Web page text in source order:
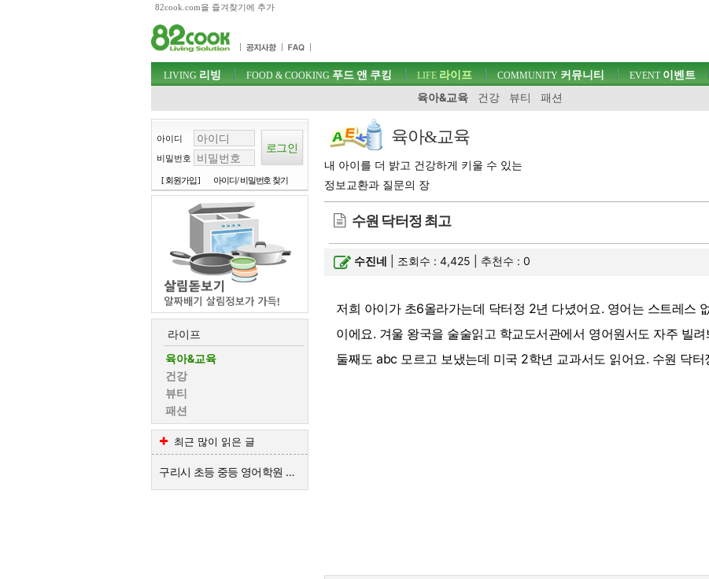
82cook.com을 즐겨찾기에 추가
주메뉴 바로가기
컨텐츠 바로가기
검색 바로가기
로그인 바로가기
주메뉴
LIVING 리빙 FOOD & COOKING 푸드 앤 쿠킹 LIFE 라이프
육아&교육
건강 뷰티 패션
COMMUNITY 커뮤니티 EVENT이벤트
아이디
비밀번호
[ 회원가입 ] 아이디/ 비밀번호 찾기
라이프
육아&교육
건강
뷰티
패션
최근 많이 읽은 글
구리시 초등 중등 영어학원 추천해주세요~
육아&교육
내 아이를 더 밝고 건강하게 키울 수 있는
정보교환과 질문의 장
수원 닥터정 최고
수진네 | 조회수 : 4,425 | 추천수 :0
저희 아이가 초6올라가는데 닥터정 2년 다녔어요. 영어는 스트레스
이에요. 겨울 왕국을 술술읽고 학교도서관에서 영어원서도 자주 빌
둘째도 abc 모르고 보냈는데 미국 2학년 교과서도 읽어요. 수원 닥터